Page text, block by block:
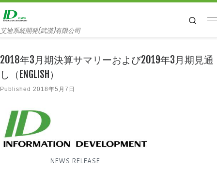
艾迪系統開発(武漢)有限公司
2018年3月期決算サマリーおよび2019年3月期見通
し（ENGLISH）
Published 2018年5月7日
NEWS RELEASE